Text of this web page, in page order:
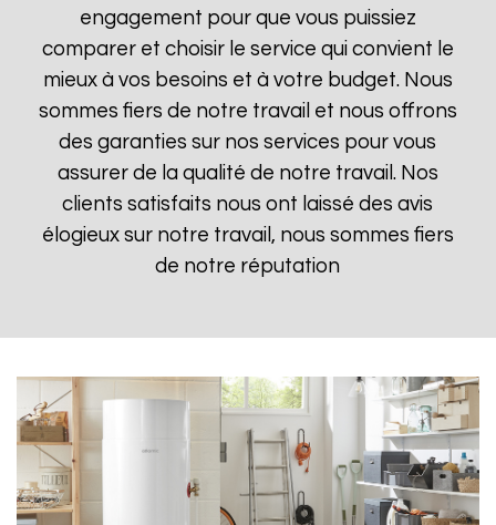
engagement pour que vous puissiez
comparer et choisir le service qui convient le
mieux à vos besoins et à votre budget. Nous
sommes fiers de notre travail et nous offrons
des garanties sur nos services pour vous
assurer de la qualité de notre travail. Nos
clients satisfaits nous ont laissé des avis
élogieux sur notre travail, nous sommes fiers
de notre réputation